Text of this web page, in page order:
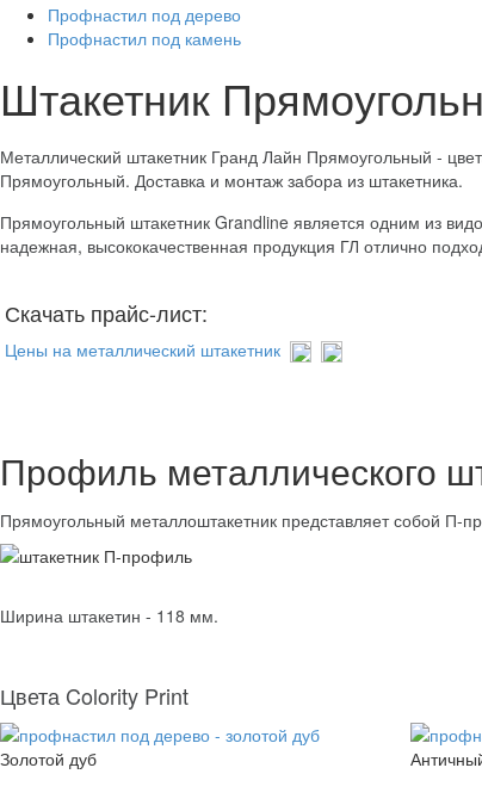
Профнастил под дерево
Профнастил под камень
Штакетник
Металлический штакетник Гранд Лайн Прямоугольный -
Прямоугольный. Доставка и монтаж забора из штакетника.
Прямоугольный штакетник Grandline является одним из
надежная, высококачественная продукция ГЛ отлично
Скачать прайс-лист:
Цены на металлический штакетник
Профиль металлического
Прямоугольный металлоштакетник представляет собой
Ширина штакетин - 118 мм.
Цвета Colority Print
Золотой дуб